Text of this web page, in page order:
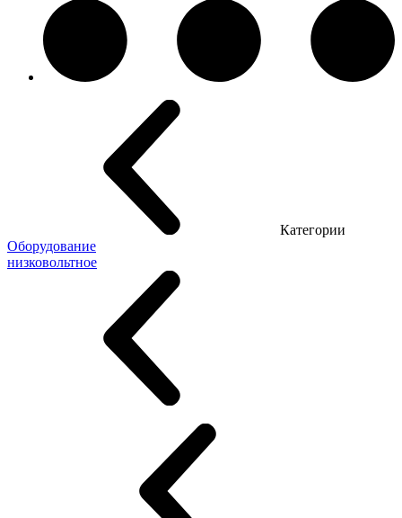
Категории
Оборудование
низковольтное